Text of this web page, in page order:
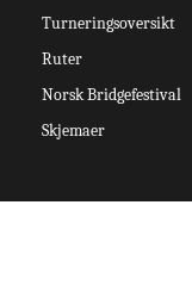
Turneringsoversikt
Ruter
Norsk Bridgefestival
Skjemaer